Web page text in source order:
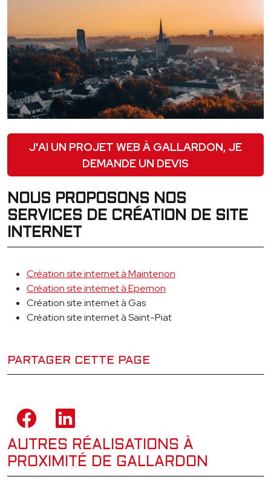
J'AI UN PROJET WEB À GALLARDON, JE
DEMANDE UN DEVIS
NOUS PROPOSONS NOS
SERVICES DE CRÉATION DE SITE
INTERNET
Création site internet à Maintenon
Création site internet à Epernon
Création site internet à Gas
Création site internet à Saint-Piat
PARTAGER CETTE PAGE
AUTRES RÉALISATIONS À
PROXIMITÉ DE GALLARDON